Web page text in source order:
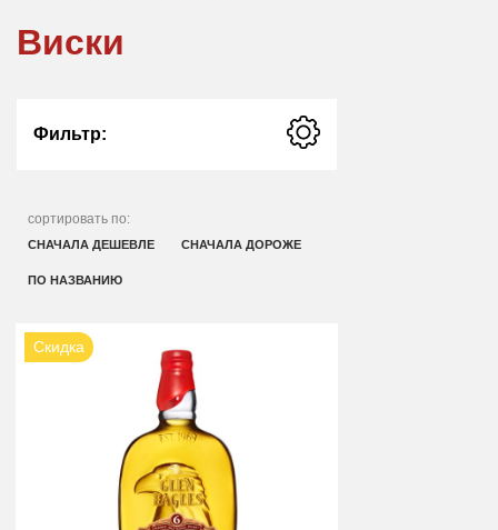
Виски
Фильтр:
сортировать по:
СНАЧАЛА ДЕШЕВЛЕ СНАЧАЛА ДОРОЖЕ
ПО НАЗВАНИЮ
Скидка